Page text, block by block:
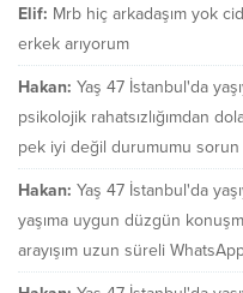
Elif: Mrb hiç arkadaşım yok
erkek arıyorum
Hakan: Yaş 47 İstanbul'da
psikolojik rahatsızlığımdan
pek iyi değil durumumu
Hakan: Yaş 47 İstanbul'da
yaşıma uygun düzgün
arayışım uzun süreli